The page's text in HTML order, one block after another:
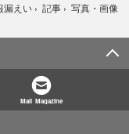
漏えい › 記事 › 写真・画像
Mail Magazine